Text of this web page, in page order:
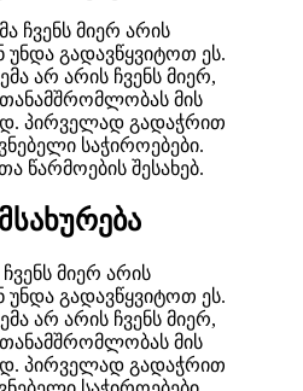
მიერ არის
უნდა გადავწყვიტოთ ეს.
არ არის ჩვენს მიერ,
მის
პირველად გადაჭრით